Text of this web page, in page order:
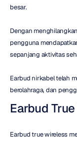
besar.
Dengan
pengguna
sepanjang aktivitas
Earbud nirkabel telah
berolahraga, dan
Earbud
Earbud true wireless